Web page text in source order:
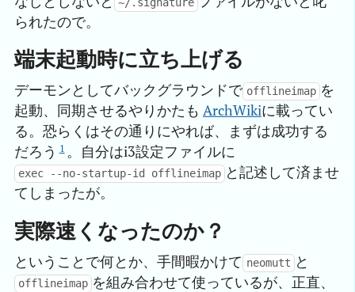
られたので。
端末起動時に立ち上げる
デーモンとしてバックグラウンドで offlineimap を
起動、同期させるやりかたも ArchWikiに載ってい
る。恐らくはその通りにやれば、まずは成功する
だろう 1 。自分はi3設定ファイルに
exec --no-startup-id offlineimap と記述して済ませ
てしまったが。
実際速くなったのか？
ということで何とか、手間暇かけて neomutt と
offlineimap を組み合わせて使っているが、正直、